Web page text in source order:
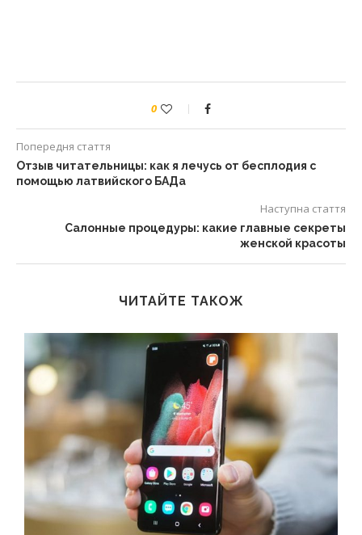
0
Попередня стаття
Отзыв читательницы: как я лечусь от бесплодия с
помощью латвийского БАДа
Наступна стаття
Салонные процедуры: какие главные секреты
женской красоты
ЧИТАЙТЕ ТАКОЖ